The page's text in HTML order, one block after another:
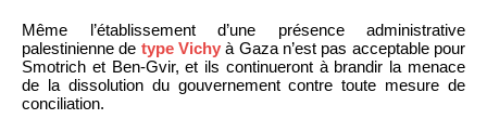
Même l’établissement d’une présence administrative
palestinienne de type Vichy à Gaza n’est pas acceptable pour
Smotrich et Ben-Gvir, et ils continueront à brandir la menace
de la dissolution du gouvernement contre toute mesure de
conciliation.